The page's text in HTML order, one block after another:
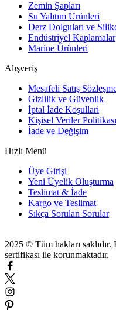
Zemin Şapları
Su Yalıtım Ürünleri
Derz Dolguları ve
Endüstriyel Kaplamalar
Marine Ürünleri
Alışveriş
Mesafeli Satış
Gizlilik ve Güvenlik
İptal İade Koşullari
Kişisel Veriler Politikası
İade ve Değişim
Hızlı Menü
Üye Girişi
Yeni Üyelik Oluşturma
Teslimat & İade
Kargo ve Teslimat
Sıkça Sorulan Sorular
2025 © Tüm hakları
sertifikası ile korunmaktadır.